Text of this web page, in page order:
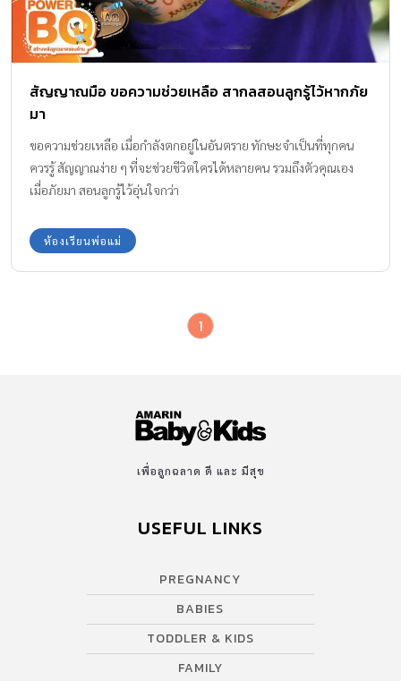
สัญญาณมือ ขอความช่วยเหลือ สากลสอนลูกรู้ไว้หากภัย
มา
ขอความช่วยเหลือ เมื่อกำลังตกอยู่ในอันตราย ทักษะจำเป็นที่ทุกคน
ควรรู้ สัญญาณง่าย ๆ ที่จะช่วยชีวิตใครได้หลายคน รวมถึงตัวคุณเอง
เมื่อภัยมา สอนลูกรู้ไว้อุ่นใจกว่า
ห้องเรียนพ่อแม่
1
เพื่อลูกฉลาด ดี และ มีสุข
USEFUL LINKS
PREGNANCY
BABIES
TODDLER & KIDS
FAMILY